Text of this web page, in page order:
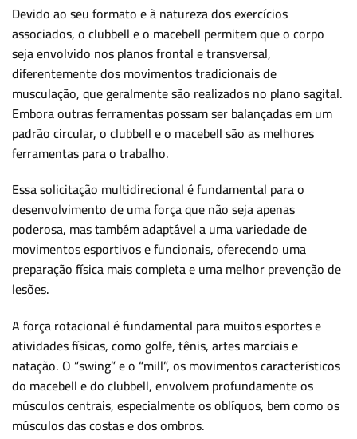
Devido ao seu formato e à natureza dos exercícios
associados, o clubbell e o macebell permitem que o corpo
seja envolvido nos planos frontal e transversal,
diferentemente dos movimentos tradicionais de
musculação, que geralmente são realizados no plano sagital.
Embora outras ferramentas possam ser balançadas em um
padrão circular, o clubbell e o macebell são as melhores
ferramentas para o trabalho.
Essa solicitação multidirecional é fundamental para o
desenvolvimento de uma força que não seja apenas
poderosa, mas também adaptável a uma variedade de
movimentos esportivos e funcionais, oferecendo uma
preparação física mais completa e uma melhor prevenção de
lesões.
A força rotacional é fundamental para muitos esportes e
atividades físicas, como golfe, tênis, artes marciais e
natação. O “swing” e o “mill”, os movimentos característicos
do macebell e do clubbell, envolvem profundamente os
músculos centrais, especialmente os oblíquos, bem como os
músculos das costas e dos ombros.